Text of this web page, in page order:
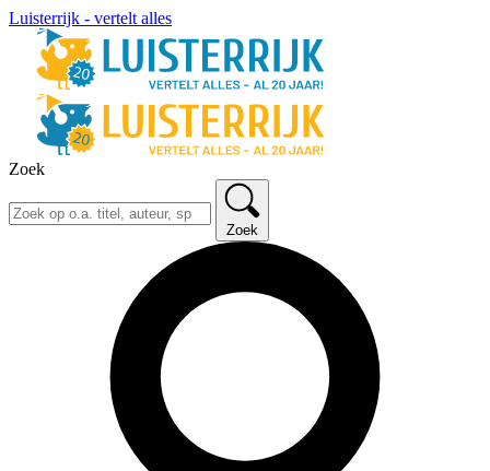
Luisterrijk - vertelt alles
Zoek
Zoek